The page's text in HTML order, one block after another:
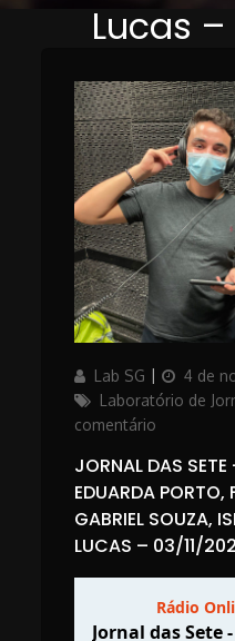
Lucas –
AuthorLab SG
Updated
on
4 de
Laboratório de
comentário
das
Sete
–
Ana
Eduarda
Porto,
JORNAL DAS SETE
EDUARDA PORTO,
GABRIEL SOUZA,
LUCAS – 03/11/